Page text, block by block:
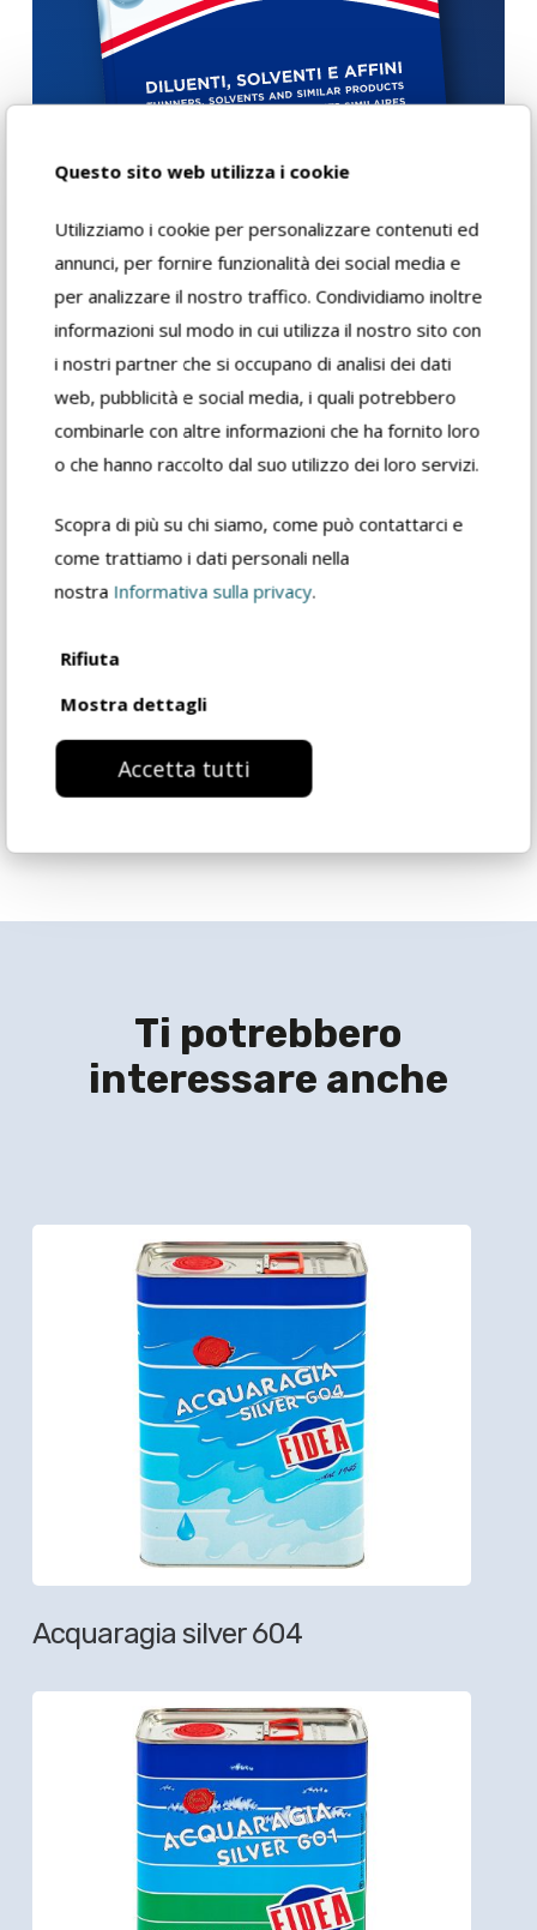
Questo sito web utilizza i cookie
Utilizziamo i cookie per personalizzare contenuti ed
annunci, per fornire funzionalità dei social media e
per analizzare il nostro traffico. Condividiamo inoltre
informazioni sul modo in cui utilizza il nostro sito con
i nostri partner che si occupano di analisi dei dati
web, pubblicità e social media, i quali potrebbero
combinarle con altre informazioni che ha fornito loro
o che hanno raccolto dal suo utilizzo dei loro servizi.
Scopra di più su chi siamo, come può contattarci e
come trattiamo i dati personali nella
nostra Informativa sulla privacy.
Rifiuta
Mostra dettagli
Accetta tutti
Download
Scheda di
sicurezza
Scheda tecnica
rivenditore
Richiedi informazioni
Ti potrebbero
interessare anche
Acquaragia silver 604